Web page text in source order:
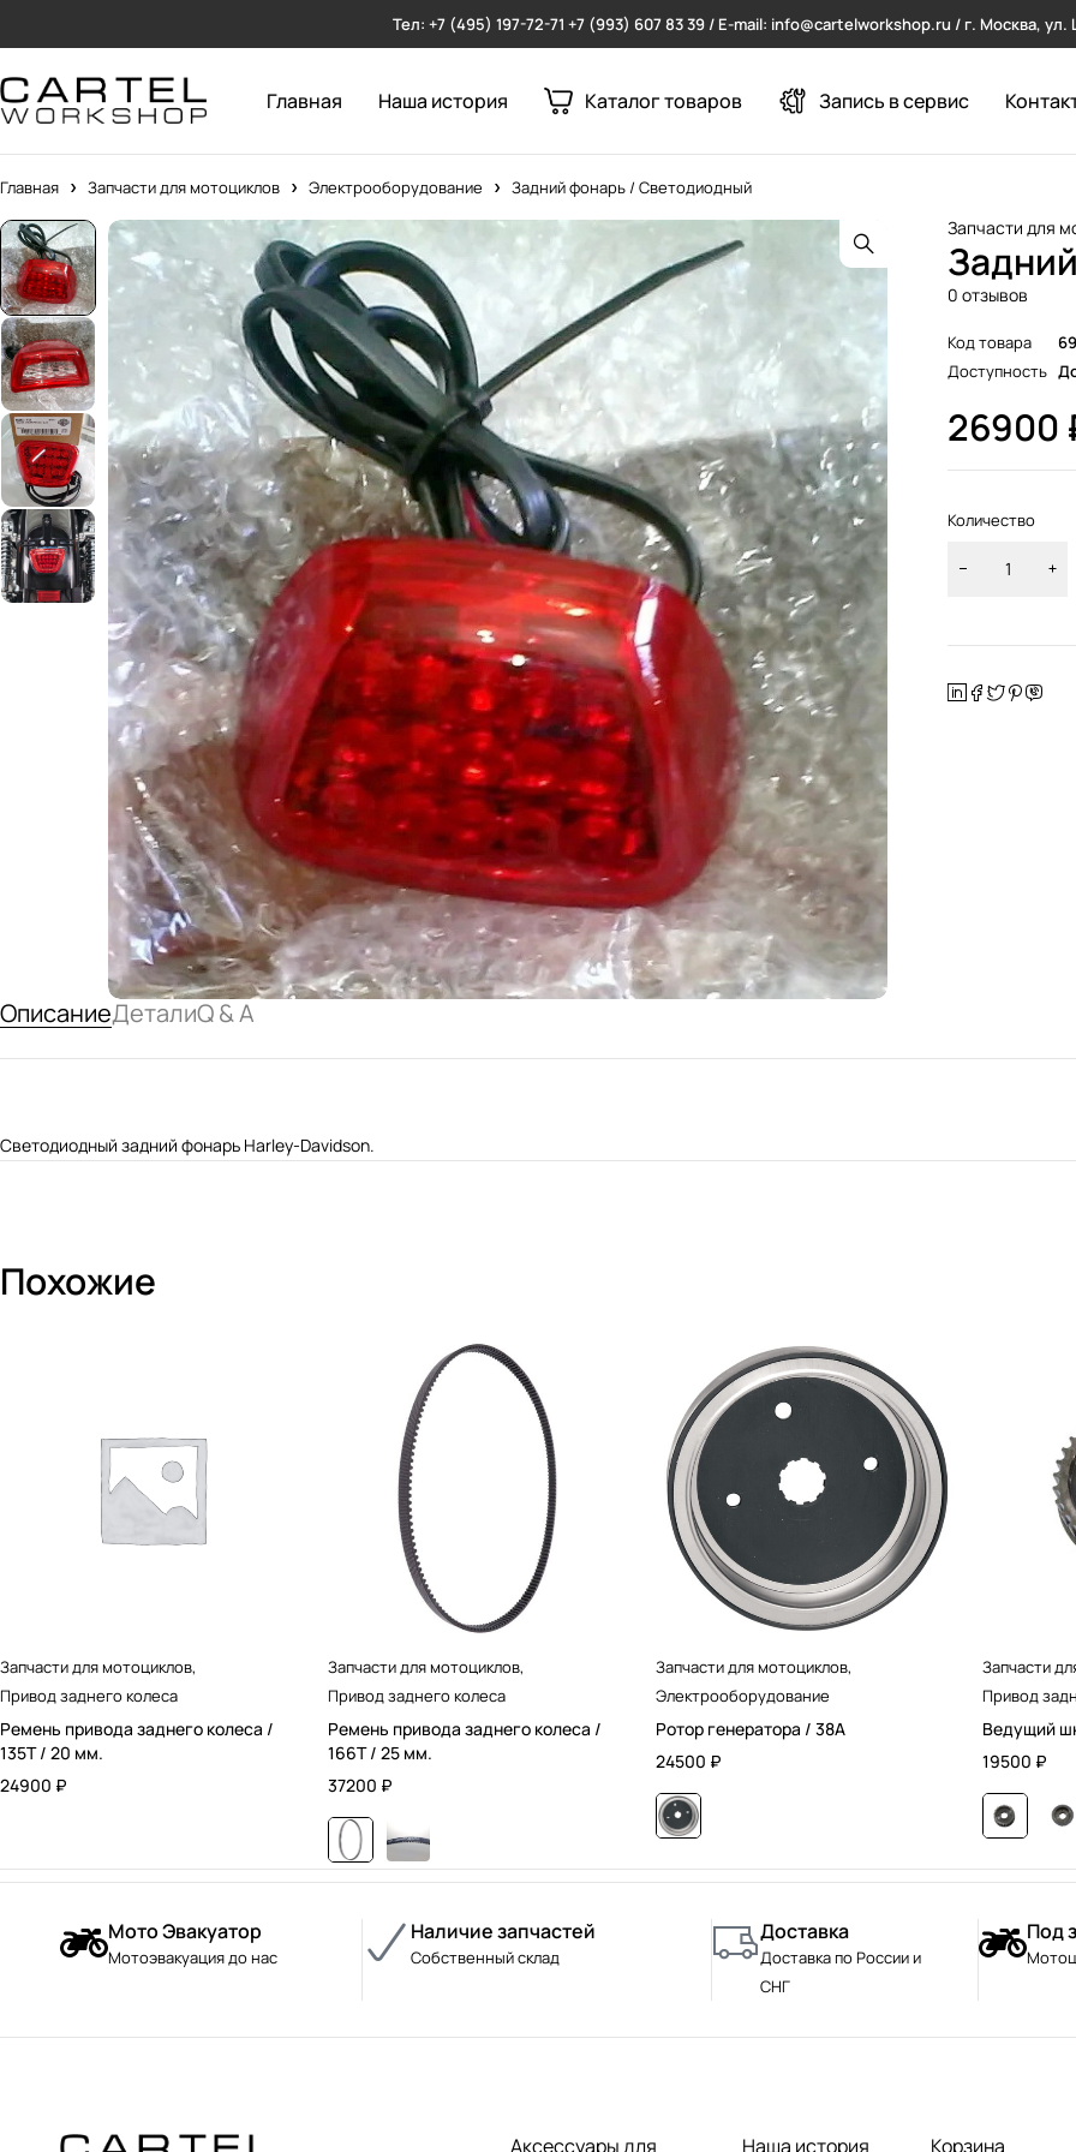
Тел: +7 (495) 197-72-71 +7 (993) 607 83 39 / E-mail: info@cartelworkshop.ru / г. Москва,
Главная Наша история Каталог товаров Запись в сервис
Главная Запчасти для мотоциклов Электрооборудование Задний фонарь / Светодиодный
Запчасти для
0 отзывов
Код товара
Доступность
26900
Количество
ОписаниеДеталиQ & A
Светодиодный задний фонарь Harley-Davidson.
Похожие
Запчасти для мотоциклов,
Привод заднего колеса
Ремень привода заднего колеса /
135T / 20 мм.
24900 ₽
Запчасти для мотоциклов,
Привод заднего колеса
Ремень привода заднего колеса /
166T / 25 мм.
37200 ₽
Запчасти для мотоциклов,
Электрооборудование
Ротор генератора / 38А
24500 ₽
Запчасти
Привод
Ведущий
19500 ₽
Мото Эвакуатор
Мотоэвакуация до нас
Наличие запчастей
Собственный склад
Доставка
Доставка по России и
СНГ
Под
Аксессуары для Наша история Корзина